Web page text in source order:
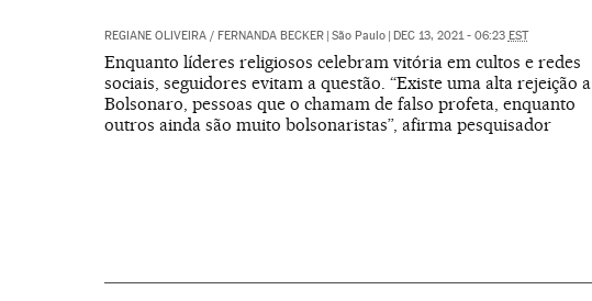
REGIANE OLIVEIRA/ FERNANDA BECKER | São Paulo | DEC 13, 2021 - 06:23 EST
Enquanto líderes religiosos celebram vitória em cultos e redes
sociais, seguidores evitam a questão. “Existe uma alta rejeição a
Bolsonaro, pessoas que o chamam de falso profeta, enquanto
outros ainda são muito bolsonaristas”, afirma pesquisador